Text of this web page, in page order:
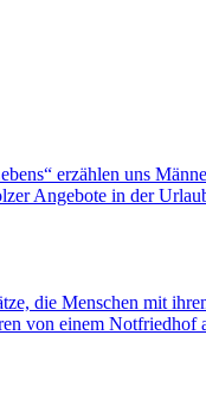
erzählen uns
Angebote in der
die Menschen mit
von einem Notfriedhof